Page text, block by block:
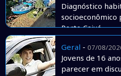
Diagnóstico
Porto Caiuá
Geral - 07/08/
Jovens de 16
parecer em